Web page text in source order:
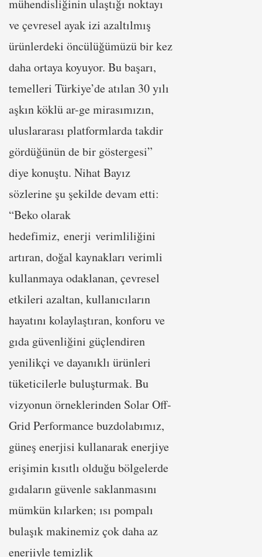
mühendisliğinin ulaştığı noktayı
ve çevresel ayak izi azaltılmış
ürünlerdeki öncülüğümüzü bir kez
daha ortaya koyuyor. Bu başarı,
temelleri Türkiye’de atılan 30 yılı
aşkın köklü ar-ge mirasımızın,
uluslararası platformlarda takdir
gördüğünün de bir göstergesi”
diye konuştu. Nihat Bayız
sözlerine şu şekilde devam etti:
“Beko olarak
hedefimiz, enerji verimliliğini
artıran, doğal kaynakları verimli
kullanmaya odaklanan, çevresel
etkileri azaltan, kullanıcıların
hayatını kolaylaştıran, konforu ve
gıda güvenliğini güçlendiren
yenilikçi ve dayanıklı ürünleri
tüketicilerle buluşturmak. Bu
vizyonun örneklerinden Solar Off-
Grid Performance buzdolabımız,
güneş enerjisi kullanarak enerjiye
erişimin kısıtlı olduğu bölgelerde
gıdaların güvenle saklanmasını
mümkün kılarken; ısı pompalı
bulaşık makinemiz çok daha az
enerjiyle temizlik